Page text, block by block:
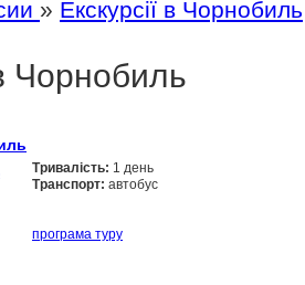
» Екскурсії в Чорнобиль
Чорнобиль
Тривалість: 1 день
Транспорт: автобус
програма туру